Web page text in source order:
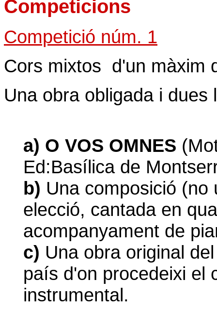
Competicions
Competició núm. 1
Cors mixtos d'un màxim
Una obra obligada i
a) O VOS OMNES
Ed:Basílica de
b) Una composició
elecció, cantada en
acompanyament de
c) Una obra original
país d'on procedeixi el
instrumental.